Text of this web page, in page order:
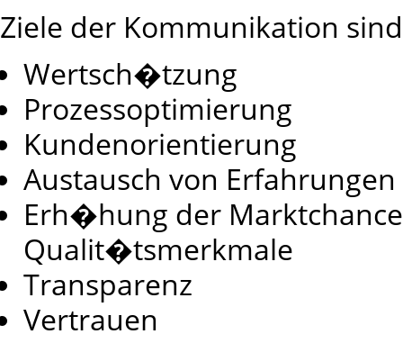
Ziele der Kommunikation
Wertsch�tzung
Prozessoptimierung
Kundenorientierung
Austausch von
Erh�hung der
Qualit�tsmerkmale
Transparenz
Vertrauen